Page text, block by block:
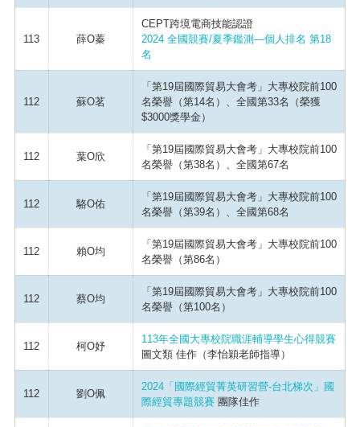
113 薛O蓁
CEPT跨境電商技能認證
2024 全國競賽/夏季鑑測—個人排名 第18
名
112 蘇O茗
「第19屆國際貿易大會考」大專校院前100
名榮譽（第14名）、全國第33名（榮獲
$3000獎學金）
112 葉O欣
「第19屆國際貿易大會考」大專校院前100
名榮譽（第38名）、全國第67名
112 駱O佑
「第19屆國際貿易大會考」大專校院前100
名榮譽（第39名）、全國第68名
112 賴O均
「第19屆國際貿易大會考」大專校院前100
名榮譽（第86名）
112 蔡O均
「第19屆國際貿易大會考」大專校院前100
名榮譽（第100名）
112 柯O妤
113年全國大專校院職涯輔導學生心得競賽
圖文類 佳作（李怡穎老師指導）
112 劉O佩
2024「國際經貿菁英研習營-台北梯次」國
際經貿專題競賽 團隊佳作